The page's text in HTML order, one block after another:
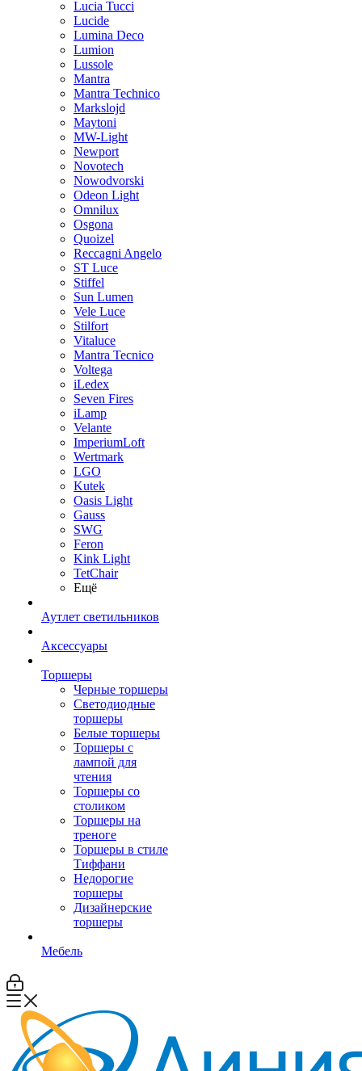
Lucia Tucci
Lucide
Lumina Deco
Lumion
Lussole
Mantra
Mantra Technico
Markslojd
Maytoni
MW-Light
Newport
Novotech
Nowodvorski
Odeon Light
Omnilux
Osgona
Quoizel
Reccagni Angelo
ST Luce
Stiffel
Sun Lumen
Vele Luce
Stilfort
Vitaluce
Mantra Tecnico
Voltega
iLedex
Seven Fires
iLamp
Velante
ImperiumLoft
Wertmark
LGO
Kutek
Oasis Light
Gauss
SWG
Feron
Kink Light
TetСhair
Ещё
Аутлет светильников
Аксессуары
Торшеры
Черные торшеры
Светодиодные
торшеры
Белые торшеры
Торшеры с
лампой для
чтения
Торшеры со
столиком
Торшеры на
треноге
Торшеры в стиле
Тиффани
Недорогие
торшеры
Дизайнерские
торшеры
Мебель